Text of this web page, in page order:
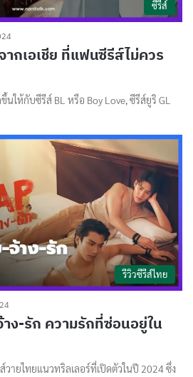
ซีรีส์
กเอเชีย ที่แฟนซีรีส์ไม่ควร
นให้กับซีรีส์ BL หรือ Boy Love, ซีรีส์ยูริ GL
รีวิวซีรีส์ไทย
ง-รัก ความรักที่ซ่อนอยู่ใน
วายไทยแนวทริลเลอร์ที่เปิดตัวในปี 2024 ซึ่ง